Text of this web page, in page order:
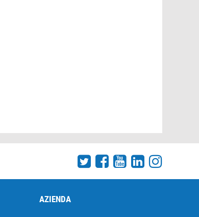
AZIENDA